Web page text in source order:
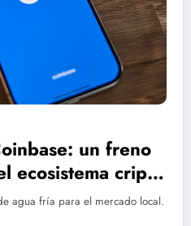
un freno
ecosistema cripto
agua fría para el mercado local.